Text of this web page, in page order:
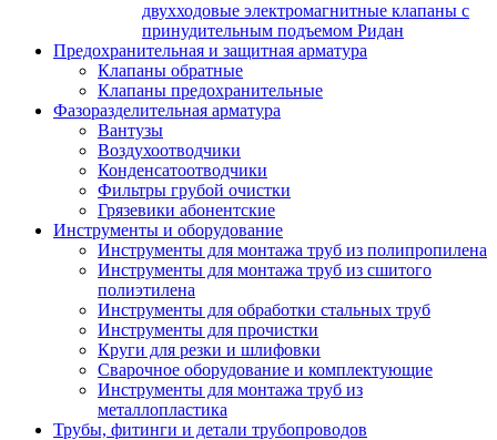
двухходовые электромагнитные клапаны с
принудительным подъемом Ридан
Предохранительная и защитная арматура
Клапаны обратные
Клапаны предохранительные
Фазоразделительная арматура
Вантузы
Воздухоотводчики
Конденсатоотводчики
Фильтры грубой очистки
Грязевики абонентские
Инструменты и оборудование
Инструменты для монтажа труб из полипропилена
Инструменты для монтажа труб из сшитого
полиэтилена
Инструменты для обработки стальных труб
Инструменты для прочистки
Круги для резки и шлифовки
Сварочное оборудование и комплектующие
Инструменты для монтажа труб из
металлопластика
Трубы, фитинги и детали трубопроводов